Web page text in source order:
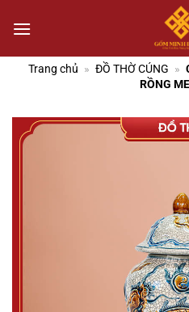
đến
Trang chủ » ĐỒ THỜ CÚNG »
RỒNG